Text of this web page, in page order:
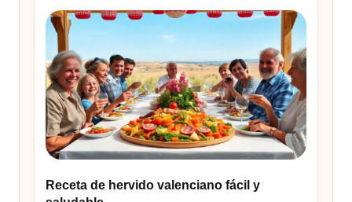
Receta de hervido valenciano fácil y